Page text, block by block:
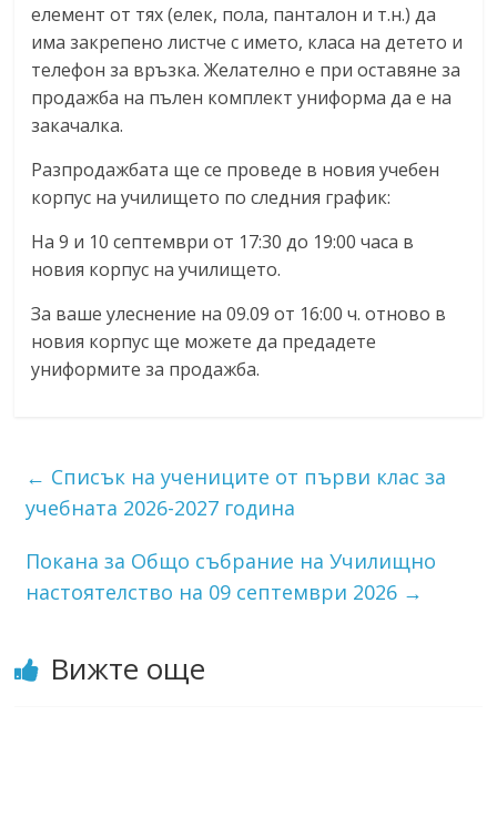
елемент от тях (елек, пола, панталон и т.н.) да
има закрепено листче с името, класа на детето и
телефон за връзка. Желателно е при оставяне за
продажба на пълен комплект униформа да е на
закачалка.
Разпродажбата ще се проведе в новия учебен
корпус на училището по следния график:
На 9 и 10 септември от 17:30 до 19:00 часа в
новия корпус на училището.
За ваше улеснение на 09.09 от 16:00 ч. отново в
новия корпус ще можете да предадете
униформите за продажба.
← Списък на учениците от първи клас за
учебната 2026-2027 година
Покана за Общо събрание на Училищно
настоятелство на 09 септември 2026 →
Вижте още